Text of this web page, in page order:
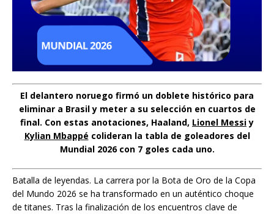
El delantero noruego firmó un doblete histórico para
eliminar a Brasil y meter a su selección en cuartos de
final. Con estas anotaciones, Haaland, Lionel Messiy
Kylian Mbappé colideran la tabla de goleadores del
Mundial 2026 con 7 goles cada uno.
Batalla de leyendas. La carrera por la Bota de Oro de la Copa
del Mundo 2026 se ha transformado en un auténtico choque
de titanes. Tras la finalización de los encuentros clave de